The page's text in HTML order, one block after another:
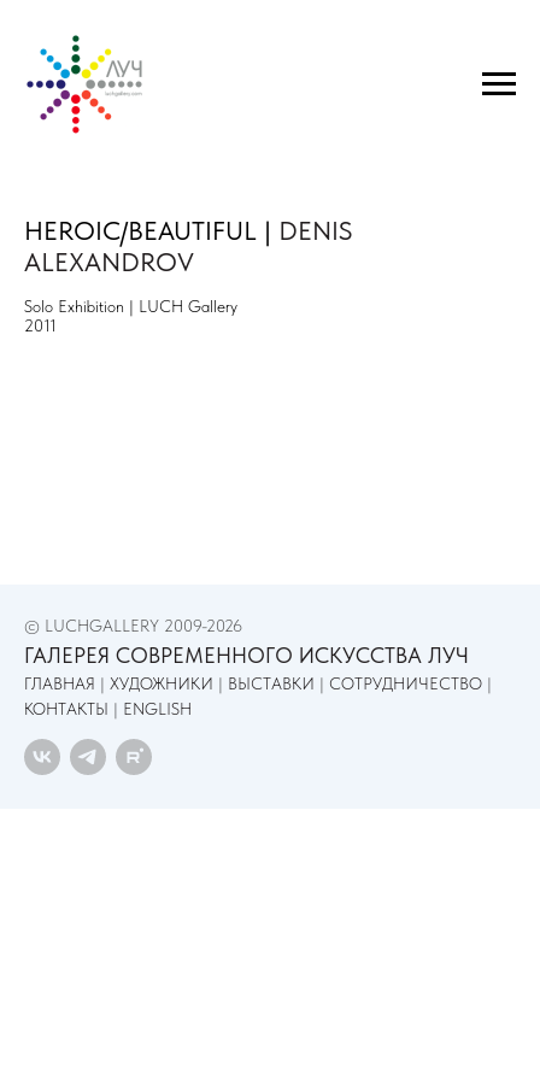
HEROIC/BEAUTIFUL | DENIS
ALEXANDROV
Solo Exhibition | LUCH Gallery
2011
© LUCHGALLERY 2009-2026
ГАЛЕРЕЯ СОВРЕМЕННОГО ИСКУССТВА ЛУЧ
ГЛАВНАЯ | ХУДОЖНИКИ | ВЫСТАВКИ | СОТРУДНИЧЕСТВО |
КОНТАКТЫ | ENGLISH